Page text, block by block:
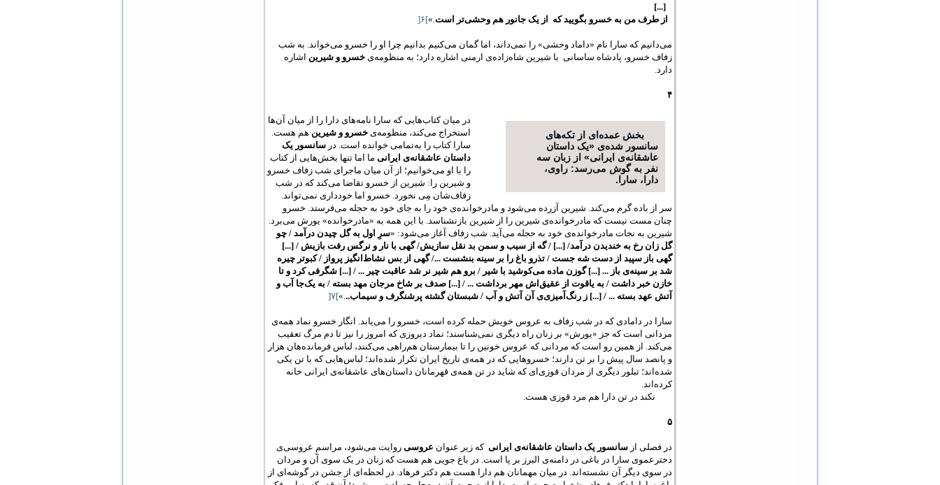
[...]
از طرف من به خسرو بگویید که از یک جانور هم وحشی‌تر است .»
[۶]
می‌دانیم که سارا نام «داماد وحشی» را نمی‌داند، اما گمان می‌کنیم بدانیم چرا او را خسرو می‌خواند. به شب
زفاف خسرو، پادشاه ساسانی با شیرین شاه‌زاده‌ی ارمنی اشاره دارد؛ به منظومه‌ی خسرو و شیرین اشاره
دارد.
۴
بخش عمده‌ای از تکه‌های
سانسور شده‌ی «یک داستان
عاشقانه‌ی ایرانی» از زبان سه
نفر به گوش می‌رسد: راوی،
دارا، سارا.
در میان کتاب‌هایی که سارا نامه‌های دارا را از میان آن‌ها
استخراج می‌کند، منظومه‌ی خسرو و شیرین هم هست.
سارا کتاب را به‌تمامی خوانده است. در سانسور یک
داستان عاشقانه‌ی ایرانی ما اما تنها بخش‌هایی از کتاب
را با او می‌خوانیم؛ از آن میان ماجرای شب زفاف خسرو
و شیرین را: شیرین از خسرو تقاضا می‌کند که در شب
زفاف‌شان مِی‌ نخورد. خسرو اما خودداری نمی‌تواند.
سر از باده گرم می‌کند. شیرین آزرده می‌شود و مادرخوانده‌ی خود را به جای خود به حجله می‌فرستد. خسرو
چنان مست نیست که مادرخوانده‌ی شیرین را از شیرین بازنشناسد. با این همه به «مادرخوانده‌» یورش می‌برد.
شیرین به نجات مادرخوانده‌ی خود به حجله می‌آید. شب زفاف آغاز می‌شود: «سرِ اول به گل چیدن درآمد / چو
گل زان رخ به خندیدن درآمد/ [...] / گه از سیب و سمن بد نقل سازیش/ گهی با نار و نرگس رفت بازیش / [...]
گهی باز سپید از دست شه جست / تذرو باغ را بر سینه بنشست .../ گهی از بس نشاط‌انگیز پرواز / کبوتر چیره
شد بر سینه‌ی باز ... [...] گوزن ماده می‌کوشید با شیر / برو هم شیر نر شد عاقبت چیر ... / [...] شگرفی کرد و تا
خازن خبر داشت / به یاقوت از عقیق‌اش مهر برداشت ... / [...] صدف بر شاخ مرجان مهد بسته / به یک‌جا آب و
آتش عهد بسته ... / [...] ز رنگ‌آمیزی‌ی آن آتش و آب / شبستان گشته پرشنگرف و سیماب.. .»
[۷]
سارا در دامادی که در شب زفاف به عروس خویش حمله کرده است، خسرو را می‌یابد . انگار خسرو نماد همه‌ی
مردانی است که جز «یورش» بر زنان راه دیگری نمی‌شناسند؛ نماد دیروزی که امروز را نیز تا دم مرگ تعقیب
می‌کند. از همین رو است که مردانی که عروس خونین را تا بیمارستان هم‌راهی می‌کنند، لباس فرمانده‌هان هزار
و پانصد سال پیش را بر تن دارند؛ خسروهایی که در همه‌ی تاریخ ایران تکرار شده‌اند؛ لباس‌هایی که با تن یکی
شده‌اند؛ تبلور دیگری از مردان قوزی‌‌ای که شاید در تن همه‌ی قهرمانان داستان‌های عاشقانه‌ی ایرانی خانه
کرده‌­اند.
نکند در تن دارا هم مرد قوزی هست.
۵
در فصلی از سانسور یک داستان عاشقانه‌ی ایرانی که زیر عنوان عروسی روایت می‌شود، مراسمِ عروسی‌ی
دخترعموی سارا در باغی در دامنه‌ی البرز بر پا است. در باغ جویی هم هست که زنان در یک سوی آن و مردان
در سوی دیگر آن نشسته‌اند. در میان مهمانان هم دارا هست هم دکتر فرهاد. در لحظه‌ای از جشن در گوشه‌ای از